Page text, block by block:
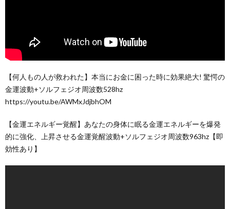
【何人もの人が救われた】本当にお金に困った時に効果絶大! 驚愕の
金運波動+ソルフェジオ周波数528hz
https://youtu.be/AWMxJdjbhOM
【金運エネルギー覚醒】あなたの身体に眠る金運エネルギーを爆発
的に強化、上昇させる金運覚醒波動+ソルフェジオ周波数963hz【即
効性あり】